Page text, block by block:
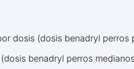
dosis (dosis benadryl perros
benadryl perros